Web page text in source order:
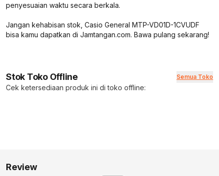
penyesuaian waktu secara berkala.
Jangan kehabisan stok, Casio General MTP-VD01D-1CVUDF
bisa kamu dapatkan di Jamtangan.com. Bawa pulang sekarang!
Stok Toko Offline Semua Toko
Cek ketersediaan produk ini di toko offline:
Review